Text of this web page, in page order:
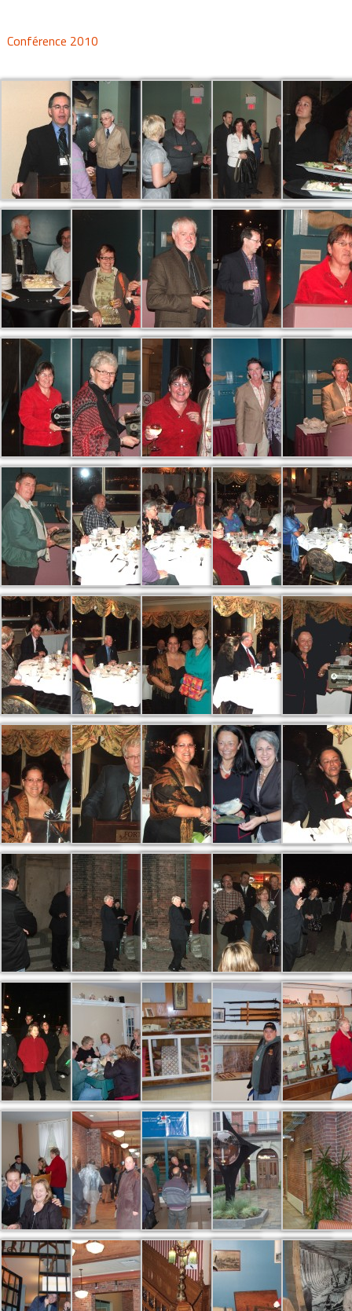
Conférence 2010